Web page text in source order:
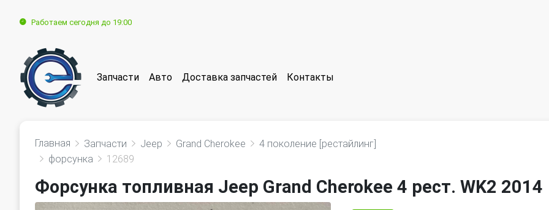
Работаем сегодня до 19:00
Запчасти Авто Доставка запчастей Контакты
Главная Запчасти Jeep Grand Cherokee
4 поколение [рестайлинг]
форсунка
12689
Форсунка топливная Jeep Grand Cherokee 4 рест. WK2 2014